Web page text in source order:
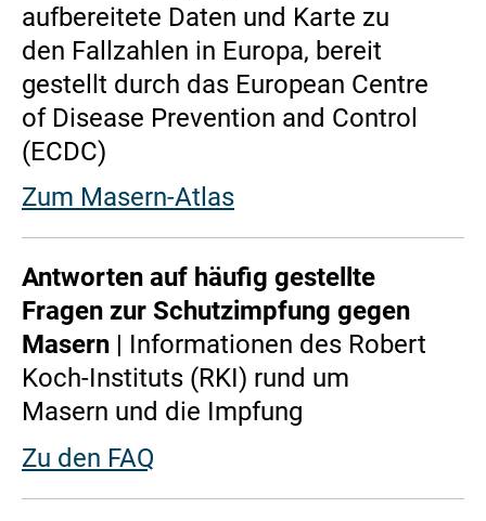
aufbereitete Daten und Karte zu
den Fallzahlen in Europa, bereit
gestellt durch das European Centre
of Disease Prevention and Control
(ECDC)
Zum Masern-Atlas
Antworten auf häufig gestellte
Fragen zur Schutzimpfung gegen
Masern | Informationen des Robert
Koch-Instituts (RKI) rund um
Masern und die Impfung
Zu den FAQ